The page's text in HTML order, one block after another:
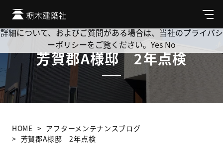
メ
ニ
ュ
芳賀郡A様邸 2年点検
HOME
アフターメンテナンスブログ
芳賀郡A様邸 2年点検
Cookie を使用して、お客様の活動を追跡してもよろしいです
か? 当社ではお客様のプライバシーを極めて重視しています。
詳細について、およびご質問がある場合は、当社のプライバシ
ーポリシーをご覧ください。 Yes No